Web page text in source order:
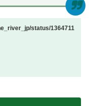
status/1364711